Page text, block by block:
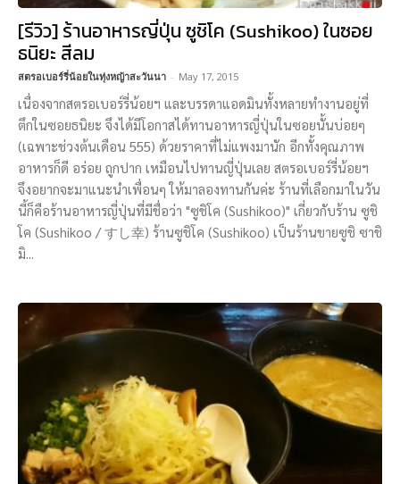
[รีวิว] ร้านอาหารญี่ปุ่น ซูชิโค (Sushikoo) ในซอย
ธนิยะ สีลม
สตรอเบอร์รี่น้อยในทุ่งหญ้าสะวันนา - May 17, 2015
เนื่องจากสตรอเบอร์รี่น้อยฯ และบรรดาแอดมินทั้งหลายทำงานอยู่ที่
ตึกในซอยธนิยะ จึงได้มีโอกาสได้ทานอาหารญี่ปุ่นในซอยนั้นบ่อยๆ
(เฉพาะช่วงต้นเดือน 555) ด้วยราคาที่ไม่แพงมานัก อีกทั้งคุณภาพ
อาหารก็ดี อร่อย ถูกปาก เหมือนไปทานญี่ปุ่นเลย สตรอเบอร์รี่น้อยฯ
จึงอยากจะมาแนะนำเพื่อนๆ ให้มาลองทานกันค่ะ ร้านที่เลือกมาในวัน
นี้ก็คือร้านอาหารญี่ปุ่นที่มีชื่อว่า "ซูชิโค (Sushikoo)" เกี่ยวกับร้าน ซูชิ
โค (Sushikoo / すし幸) ร้านซูชิโค (Sushikoo) เป็นร้านขายซูชิ ซาชิ
มิ...